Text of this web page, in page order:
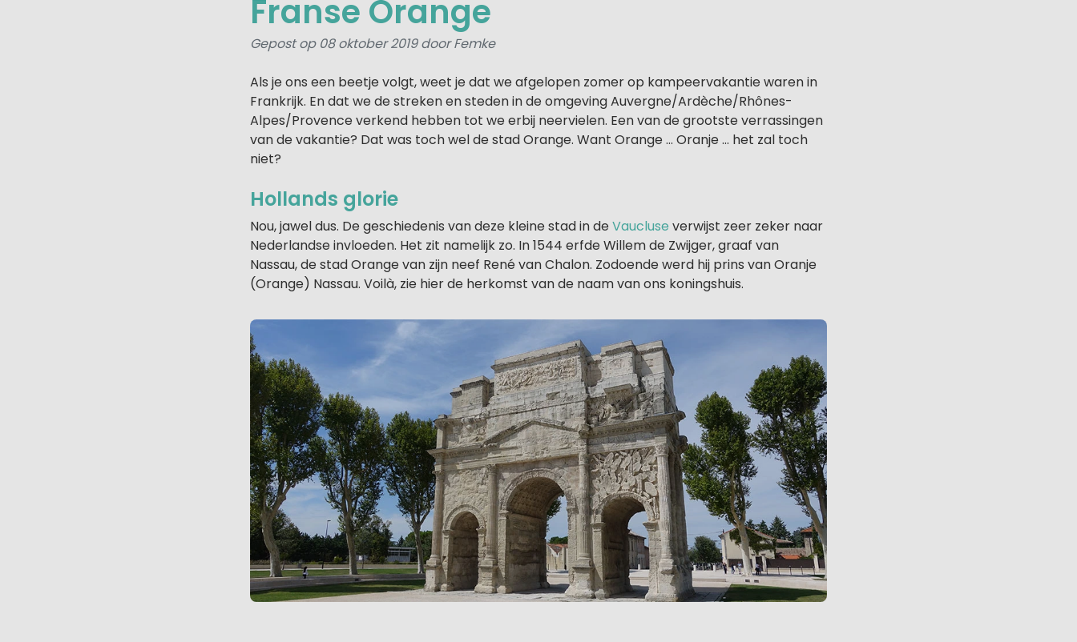
Franse Orange
Gepost op 08 oktober 2019 door Femke
Als je ons een beetje volgt, weet je dat we afgelopen zomer op kampeervakantie waren in
Frankrijk. En dat we de streken en steden in de omgeving Auvergne/Ardèche/Rhônes-
Alpes/Provence verkend hebben tot we erbij neervielen. Een van de grootste verrassingen
van de vakantie? Dat was toch wel de stad Orange. Want Orange … Oranje … het zal toch
niet?
Hollands glorie
Nou, jawel dus. De geschiedenis van deze kleine stad in de Vaucluse verwijst zeer zeker naar
Nederlandse invloeden. Het zit namelijk zo. In 1544 erfde Willem de Zwijger, graaf van
Nassau, de stad Orange van zijn neef René van Chalon. Zodoende werd hij prins van Oranje
(Orange) Nassau. Voilà, zie hier de herkomst van de naam van ons koningshuis.